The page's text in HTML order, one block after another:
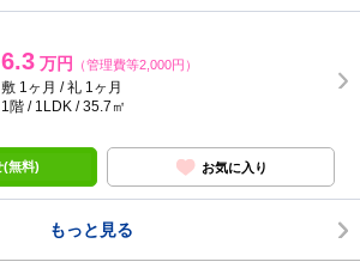
6.3 万円 （管理費等2,000円）
敷 1ヶ月 / 礼 1ヶ月
1階 / 1LDK / 35.7㎡
(無料) お気に入り
もっと見る